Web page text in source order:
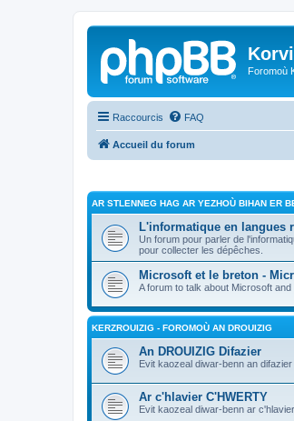
Foromoù
Raccourcis FAQ
Accueil du forum
AR STLENNEG HAG AR YEZHOÙ BIHAN ER
L'informatique en langues
Un forum pour parler de
pour collecter les dépêches.
Microsoft et le breton -
A forum to talk about Microsoft
KERZROUIZIG - FOROMOÙ AN DROUIZIG
An DROUIZIG Difazier
Evit kaozeal diwar-benn an
Ar c'hlavier C'HWERTY
Evit kaozeal diwar-benn ar